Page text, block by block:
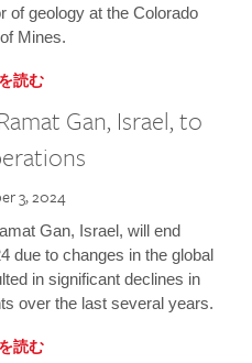
of geology at the Colorado
Mines.
読む
Gan, Israel, to
3, 2024
Gan, Israel, will end
due to changes in the global
in significant declines in
over the last several years.
読む